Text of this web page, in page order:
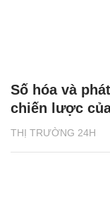
THỊ TRƯỜNG 24H
Số hóa và
chiến lược